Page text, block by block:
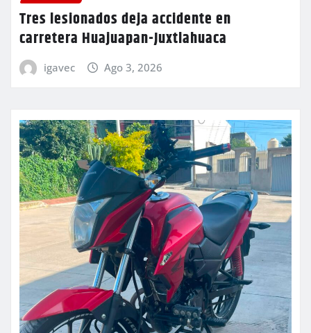
Tres lesionados deja accidente en
carretera Huajuapan-Juxtlahuaca
igavec Ago 3, 2026